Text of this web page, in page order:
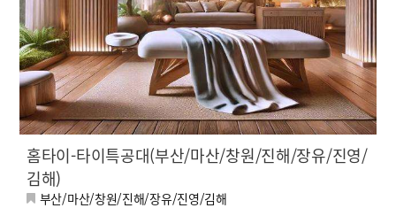
홈타이-타이특공대(부산/마산/창원/진해/장유/진영/
김해)
부산/마산/창원/진해/장유/진영/김해